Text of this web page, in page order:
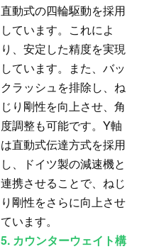
直動式の四輪駆動を採用
しています。これによ
り、安定した精度を実現
しています。また、バッ
クラッシュを排除し、ね
じり剛性を向上させ、角
度調整も可能です。Y軸
は直動式伝達方式を採用
し、ドイツ製の減速機と
連携させることで、ねじ
り剛性をさらに向上させ
ています。
5. カウンターウェイト構